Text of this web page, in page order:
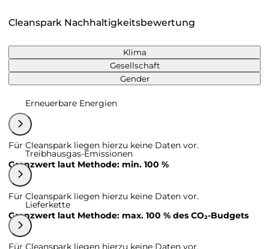
Cleanspark Nachhaltigkeitsbewertung
Klima
Gesellschaft
Gender
Erneuerbare Energien
Für Cleanspark liegen hierzu keine Daten vor.
Grenzwert laut Methode: min. 100 %
Treibhausgas-Emissionen
Für Cleanspark liegen hierzu keine Daten vor.
Grenzwert laut Methode: max. 100 % des CO₂-Budgets
Lieferkette
Für Cleanspark liegen hierzu keine Daten vor.